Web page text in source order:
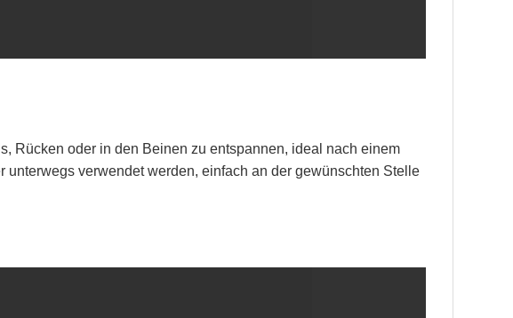
Rücken oder in den Beinen zu entspannen, ideal nach einem
verwendet werden, einfach an der gewünschten Stelle